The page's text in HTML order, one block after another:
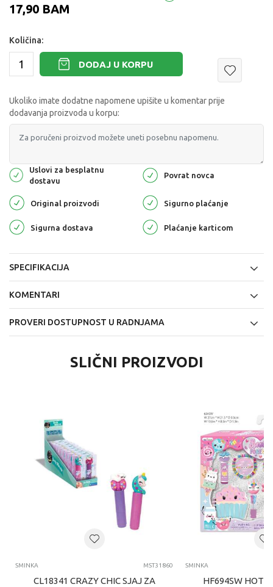
17,90 BAM
Količina:
DODAJ U KORPU
Ukoliko imate dodatne napomene upišite u komentar prije
dodavanja proizvoda u korpu:
Uslovi za besplatnu
dostavu
Povrat novca
Original proizvodi Sigurno plaćanje
Sigurna dostava Plaćanje karticom
SPECIFIKACIJA
KOMENTARI
PROVERI DOSTUPNOST U RADNJAMA
SLIČNI PROIZVODI
SMINKA MST31860
CL18341 CRAZY CHIC SJAJ ZA
SMINKA
HF694SW HOT